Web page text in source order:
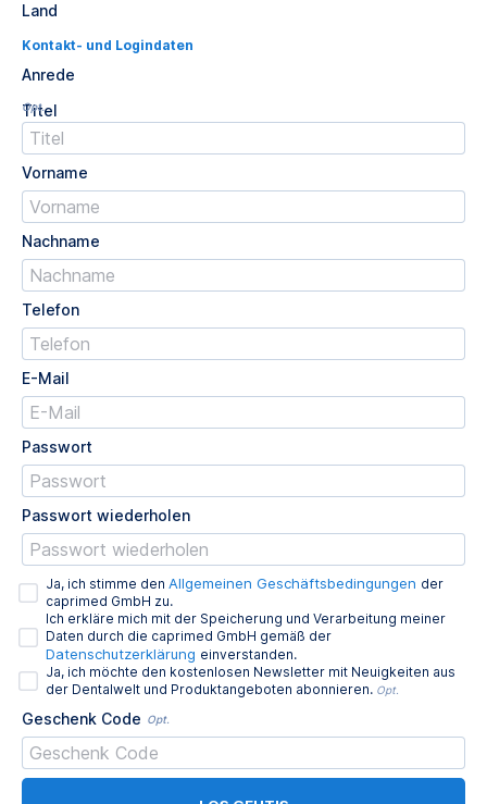
Land
Kontakt- und Logindaten
Anrede
Titel
Opt.
Vorname
Nachname
Telefon
E-Mail
Passwort
Passwort wiederholen
Ja, ich stimme den Allgemeinen Geschäftsbedingungen der
caprimed GmbH zu.
Ich erkläre mich mit der Speicherung und Verarbeitung meiner
Daten durch die caprimed GmbH gemäß der
Datenschutzerklärung einverstanden.
Ja, ich möchte den kostenlosen Newsletter mit Neuigkeiten aus
der Dentalwelt und Produktangeboten abonnieren. Opt.
Geschenk Code Opt.